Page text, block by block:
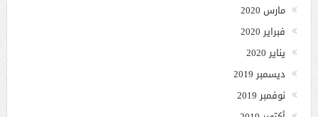
مارس 2020
فبراير 2020
يناير 2020
ديسمبر 2019
نوفمبر 2019